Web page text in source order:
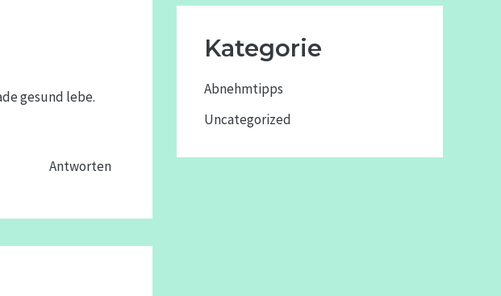
gesund lebe.
Antworten
Kategorie
Abnehmtipps
Uncategorized